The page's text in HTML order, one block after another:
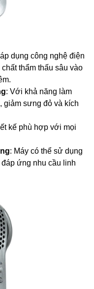
dụng công nghệ điện
thẩm thấu sâu vào
: Với khả năng làm
giảm sưng đỏ và kích
kế phù hợp với mọi
: Máy có thể sử dụng
ứng nhu cầu linh